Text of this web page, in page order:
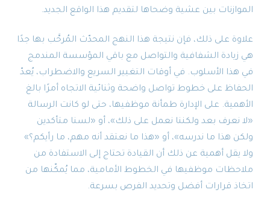
الموازنات بين عشية وضحاها لتقديم هذا الواقع الجديد.
علاوة على ذلك، فإن نتيجة هذا النهج المحدّث المُرحَّب بها جدًا
هي زيادة الشفافية والتواصل مع باقي المؤسسة المندمج
في هذا الأسلوب. في أوقات التغيير السريع والاضطراب، يُعدّ
الحفاظ على خطوط تواصل واضحة وثنائية الاتجاه أمرًا بالغ
الأهمية. على الإدارة طمأنة موظفيها، حتى لو كانت الرسالة
«لا نعرف بعد ولكننا نعمل على ذلك»، أو «لسنا متأكدين
ولكن هذا ما ندرسه»، أو «هذا ما نعتقد أنه مهم، ما رأيكم؟»
ولا يقل أهمية عن ذلك أن القيادة تحتاج إلى الاستفادة من
ملاحظات موظفيها في الخطوط الأمامية، مما يُمكّنها من
اتخاذ قرارات أفضل وتحديد الفرص بسرعة.